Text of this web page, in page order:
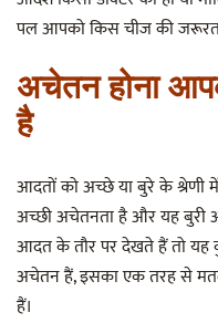
पल आपको किस चीज की
अचेतन होना
है
आदतों को अच्छे या बुरे के श्रेणी
अच्छी अचेतनता है और यह
आदत के तौर पर देखते हैं तो यह
अचेतन हैं, इसका एक तरह से
हैं।